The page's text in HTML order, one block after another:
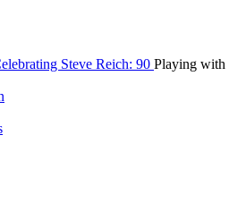
Steve Reich: 90 Playing with